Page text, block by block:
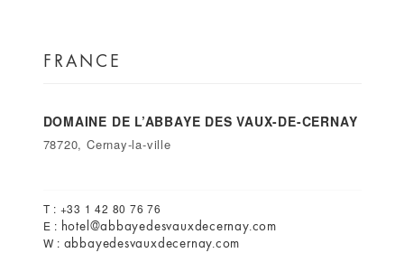
FRANCE
DOMAINE DE L’ABBAYE DES VAUX-DE-CERNAY
78720, Cernay-la-ville
T : +33 1 42 80 76 76
E : hotel@abbayedesvauxdecernay.com
W : abbayedesvauxdecernay.com